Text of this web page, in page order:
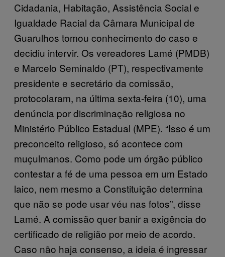
Cidadania, Habitação, Assistência Social e
Igualdade Racial da Câmara Municipal de
Guarulhos tomou conhecimento do caso e
decidiu intervir. Os vereadores Lamé (PMDB)
e Marcelo Seminaldo (PT), respectivamente
presidente e secretário da comissão,
protocolaram, na última sexta-feira (10), uma
denúncia por discriminação religiosa no
Ministério Público Estadual (MPE). “Isso é um
preconceito religioso, só acontece com
muçulmanos. Como pode um órgão público
contestar a fé de uma pessoa em um Estado
laico, nem mesmo a Constituição determina
que não se pode usar véu nas fotos”, disse
Lamé. A comissão quer banir a exigência do
certificado de religião por meio de acordo.
Caso não haja consenso, a ideia é ingressar